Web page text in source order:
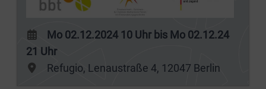
Mo 02.12.2024 10 Uhr bis Mo 02.12.24
21 Uhr
Refugio, Lenaustraße 4, 12047 Berlin